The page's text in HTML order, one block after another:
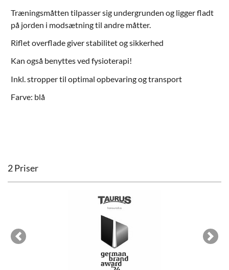
Træningsmåtten tilpasser sig undergrunden og ligger fladt
på jorden i modsætning til andre måtter.
Riflet overflade giver stabilitet og sikkerhed
Kan også benyttes ved fysioterapi!
Inkl. stropper til optimal opbevaring og transport
Farve: blå
2 Priser
Previous Next